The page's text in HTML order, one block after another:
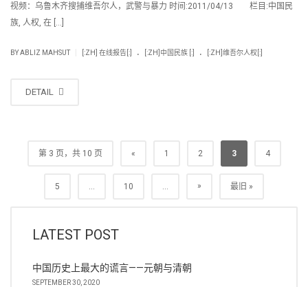
视频：乌鲁木齐搜捕维吾尔人，武警与暴力 时间:2011/04/13 栏目:中国民
族, 人权, 在 […]
BYABLIZ MAHSUT [:ZH] 在线报告[:] . [:ZH]中国民族 [:] . [:ZH]维吾尔人权[:]
DETAIL
第 3 页，共 10 页 « 1 2 3 4
5 10 » 最旧 »
LATEST POST
中国历史上最大的谎言——元朝与清朝
SEPTEMBER 30, 2020